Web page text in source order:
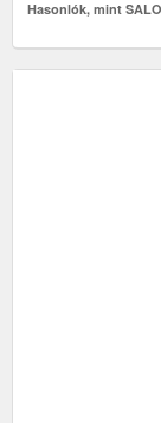
Hasonlók, mint